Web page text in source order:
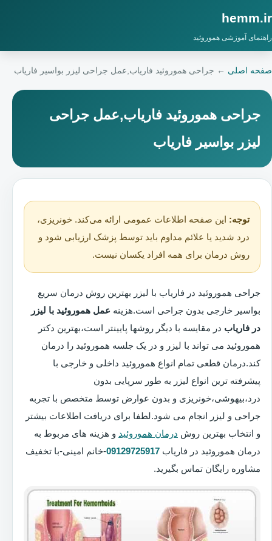
hemm.ir
راهنمای آموزشی هموروئید
صفحه اصلی ← جراحی هموروئید فاریاب,عمل جراحی لیزر بواسیر فاریاب
جراحی هموروئید فاریاب,عمل جراحی
لیزر بواسیر فاریاب
توجه: این صفحه اطلاعات عمومی ارائه می‌کند. خونریزی،
درد شدید یا علائم مداوم باید توسط پزشک ارزیابی شود و
روش درمان برای همه افراد یکسان نیست.
جراحی هموروئید در فاریاب با لیزر بهترین روش درمان سریع
بواسیر خارجی بدون جراحی است.هزینه عمل هموروئید با لیزر
در فاریاب در مقایسه با دیگر روشها پایینتر است،بهترین دکتر
هموروئید می تواند با لیزر و در یک جلسه هموروئید را درمان
کند.درمان قطعی تمام انواع هموروئید داخلی و خارجی با
پیشرفته ترین انواع لیزر به طور سرپایی بدون
درد،بیهوشی،خونریزی و بدون عوارض توسط متخصص با تجربه
جراحی و لیزر انجام می شود.لطفا برای دریافت اطلاعات بیشتر
و انتخاب بهترین روش درمان هموروئید و هزینه های مربوط به
درمان هموروئید در فاریاب 09129725917-خانم امینی-با تخفیف
مشاوره رایگان تماس بگیرید.